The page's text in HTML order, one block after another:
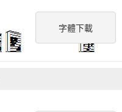
字體下載